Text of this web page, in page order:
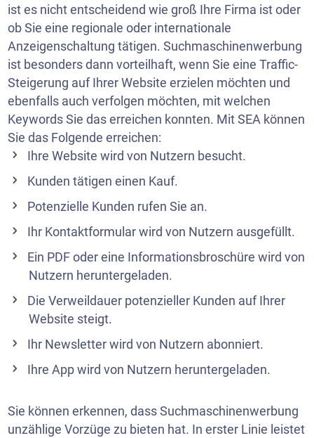
ist es nicht entscheidend wie groß Ihre Firma ist oder
ob Sie eine regionale oder internationale
Anzeigenschaltung tätigen. Suchmaschinenwerbung
ist besonders dann vorteilhaft, wenn Sie eine Traffic-
Steigerung auf Ihrer Website erzielen möchten und
ebenfalls auch verfolgen möchten, mit welchen
Keywords Sie das erreichen konnten. Mit SEA können
Sie das Folgende erreichen:
Ihre Website wird von Nutzern besucht.
Kunden tätigen einen Kauf.
Potenzielle Kunden rufen Sie an.
Ihr Kontaktformular wird von Nutzern ausgefüllt.
Ein PDF oder eine Informationsbroschüre wird von
Nutzern heruntergeladen.
Die Verweildauer potenzieller Kunden auf Ihrer
Website steigt.
Ihr Newsletterwird von Nutzern abonniert.
Ihre App wird von Nutzern heruntergeladen.
Sie können erkennen, dass Suchmaschinenwerbung
unzählige Vorzüge zu bieten hat. In erster Linie leistet